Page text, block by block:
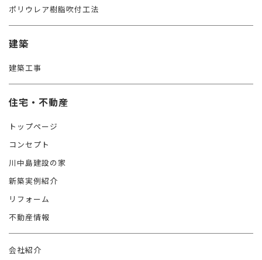
ポリウレア樹脂吹付工法
建築
建築工事
住宅・不動産
トップページ
コンセプト
川中島建設の家
新築実例紹介
リフォーム
不動産情報
会社紹介